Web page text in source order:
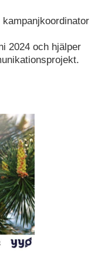
2024 och hjälper